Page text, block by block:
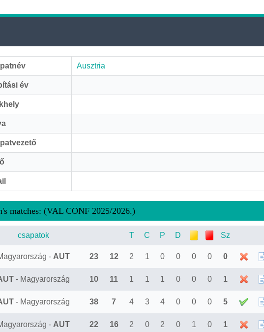
Ausztria
év
matches: (VAL CONF 2025/2026.)
csapatok T C P D Sz
- AUT 23 12 2 1 0 0 0 0 0
- Magyarország 10 11 1 1 1 0 0 0 1
- Magyarország 38 7 4 3 4 0 0 0 5
- AUT 22 16 2 0 2 0 1 0 1